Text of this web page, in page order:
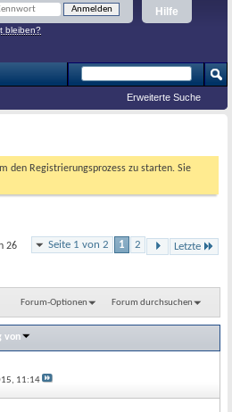
Hilfe
bleiben?
Erweiterte Suche
den Registrierungsprozess zu starten. Sie
Seite 1 von 2 1 2 Letzte
26
Forum-Optionen Forum durchsuchen
von
11:14